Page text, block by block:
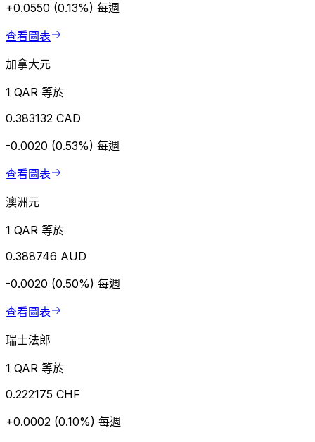
+0.0550 (0.13%) 每週
查看圖表
加拿大元
1 QAR 等於
0.383132 CAD
-0.0020 (0.53%) 每週
查看圖表
澳洲元
1 QAR 等於
0.388746 AUD
-0.0020 (0.50%) 每週
查看圖表
瑞士法郎
1 QAR 等於
0.222175 CHF
+0.0002 (0.10%) 每週